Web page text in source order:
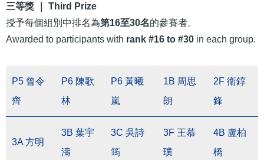
三等獎 ｜ Third Prize
授予每個組別中排名為第16⾄30名的參賽者。
Awarded to participants with rank #16 to #30 in each group.
P5 曾令
齊
P6 陳歌
林
P6 黃曦
嵐
1B 周思
朗
2F 衞錞
鋒
3A 方明
3B 葉宇
濤
3C 吳詩
筠
3F 王慕
璞
4B 盧柏
橋